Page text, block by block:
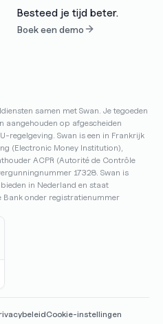
Besteed je tijd beter.
Boek een demo
samen met Swan. Je tegoeden
aangehouden op afgescheiden
regelgeving. Swan is een in Frankrijk
(Electronic Money Institution),
ACPR (Autorité de Contrôle
17328. Swan is
in Nederland en staat
Bank onder registratienummer
Cookie-instellingen